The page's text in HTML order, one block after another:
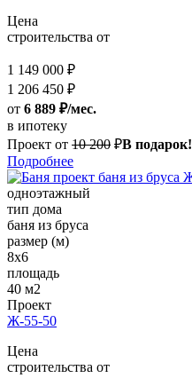
Цена
строительства от
1 149 000 ₽
1 206 450 ₽
от 6 889 ₽/мес.
в ипотеку
Проект от 10 200 ₽В подарок!
Подробнее
одноэтажный
тип дома
баня из бруса
размер (м)
8x6
площадь
40 м2
Проект
Ж-55-50
Цена
строительства от